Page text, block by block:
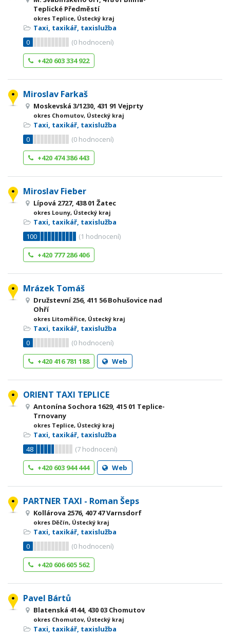
Teplické Předměstí
okres Teplice, Ústecký kraj
Taxi, taxikář, taxislužba
0
(0 hodnocení)
+420 603 334 922
Miroslav Farkaš
Moskevská 3/1230, 431 91 Vejprty
okres Chomutov, Ústecký kraj
Taxi, taxikář, taxislužba
0
(0 hodnocení)
+420 474 386 443
Miroslav Fieber
Lípová 2727, 438 01 Žatec
okres Louny, Ústecký kraj
Taxi, taxikář, taxislužba
100
(1 hodnocení)
+420 777 286 406
Mrázek Tomáš
Družstevní 256, 411 56 Bohušovice nad
Ohří
okres Litoměřice, Ústecký kraj
Taxi, taxikář, taxislužba
0
(0 hodnocení)
+420 416 781 188
Web
ORIENT TAXI TEPLICE
Antonína Sochora 1629, 415 01 Teplice-
Trnovany
okres Teplice, Ústecký kraj
Taxi, taxikář, taxislužba
48
(7 hodnocení)
+420 603 944 444
Web
PARTNER TAXI - Roman Šeps
Kollárova 2576, 407 47 Varnsdorf
okres Děčín, Ústecký kraj
Taxi, taxikář, taxislužba
0
(0 hodnocení)
+420 606 605 562
Pavel Bártů
Blatenská 4144, 430 03 Chomutov
okres Chomutov, Ústecký kraj
Taxi, taxikář, taxislužba